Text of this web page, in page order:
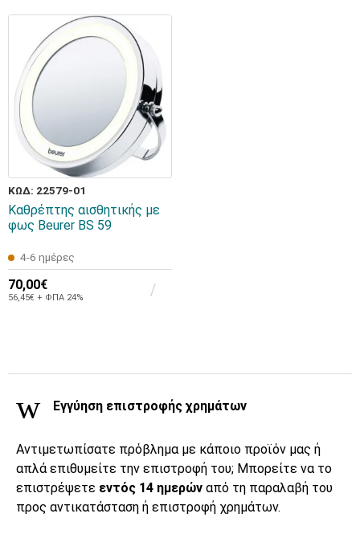
ΚΩΔ: 22579-01
Καθρέπτης αισθητικής με
φως Beurer BS 59
4-6 ημέρες
70,00€
56,45€ + ΦΠΑ 24%
Εγγύηση επιστροφής χρημάτων
Αντιμετωπίσατε πρόβλημα με κάποιο προϊόν μας ή
απλά επιθυμείτε την επιστροφή του; Μπορείτε να το
επιστρέψετε εντός 14 ημερών από τη παραλαβή του
προς αντικατάσταση ή επιστροφή χρημάτων.